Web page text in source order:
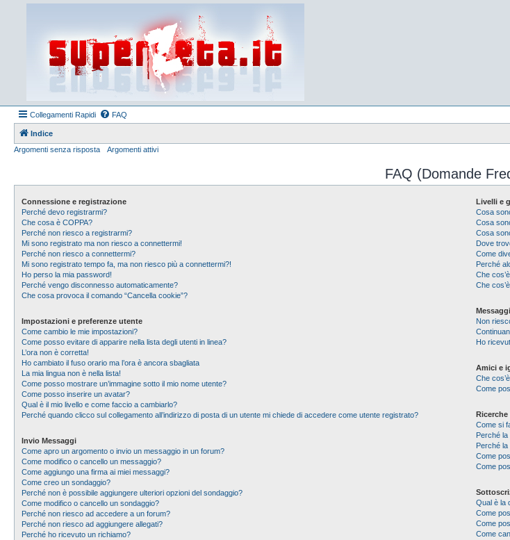
Collegamenti Rapidi FAQ
Indice
Argomenti senza risposta
Argomenti attivi
FAQ (Domande
Connessione e registrazione
Perché devo registrarmi?
Che cosa è COPPA?
Perché non riesco a registrarmi?
Mi sono registrato ma non riesco a connettermi!
Perché non riesco a connettermi?
Mi sono registrato tempo fa, ma non riesco più a connettermi?!
Ho perso la mia password!
Perché vengo disconnesso automaticamente?
Che cosa provoca il comando “Cancella cookie”?
Impostazioni e preferenze utente
Come cambio le mie impostazioni?
Come posso evitare di apparire nella lista degli utenti in linea?
L’ora non è corretta!
Ho cambiato il fuso orario ma l’ora è ancora sbagliata
La mia lingua non è nella lista!
Come posso mostrare un’immagine sotto il mio nome utente?
Come posso inserire un avatar?
Qual è il mio livello e come faccio a cambiarlo?
Perché quando clicco sul collegamento all’indirizzo di posta di un utente mi chiede di accedere come utente registrato?
Invio Messaggi
Come apro un argomento o invio un messaggio in un forum?
Come modifico o cancello un messaggio?
Come aggiungo una firma ai miei messaggi?
Come creo un sondaggio?
Perché non è possibile aggiungere ulteriori opzioni del sondaggio?
Come modifico o cancello un sondaggio?
Perché non riesco ad accedere a un forum?
Perché non riesco ad aggiungere allegati?
Perché ho ricevuto un richiamo?
Livelli e
Cosa
Cosa
Cosa
Dove
Come
Perché
Che
Che
Non
Ho
Amici e
Che
Come
Ricerche
Come si
Perché
Perché
Come
Come
Qual è la
Come
Come
Come